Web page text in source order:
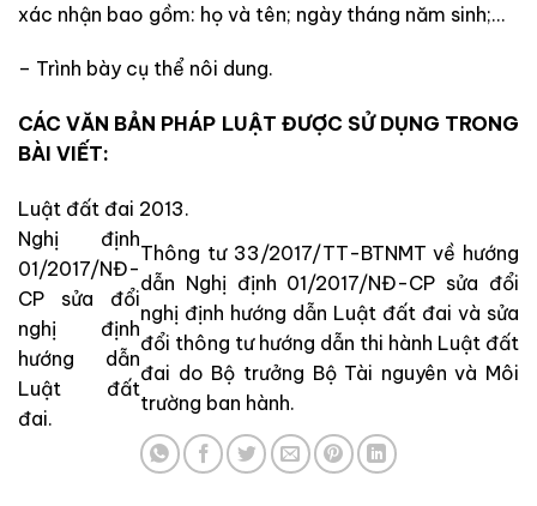
xác nhận bao gồm: họ và tên; ngày tháng năm sinh;…
– Trình bày cụ thể nôi dung.
CÁC VĂN BẢN PHÁP LUẬT ĐƯỢC SỬ DỤNG TRONG
BÀI VIẾT:
Luật đất đai 2013.
Nghị định
01/2017/NĐ-
CP sửa đổi
nghị định
hướng dẫn
Luật đất
đai.
Thông tư 33/2017/TT-BTNMT về hướng
dẫn Nghị định 01/2017/NĐ-CP sửa đổi
nghị định hướng dẫn Luật đất đai và sửa
đổi thông tư hướng dẫn thi hành Luật đất
đai do Bộ trưởng Bộ Tài nguyên và Môi
trường ban hành.